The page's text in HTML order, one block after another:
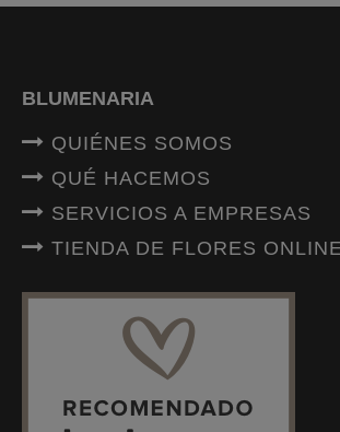
BLUMENARIA
QUIÉNES SOMOS
QUÉ HACEMOS
SERVICIOS A EMPRESAS
TIENDA DE FLORES